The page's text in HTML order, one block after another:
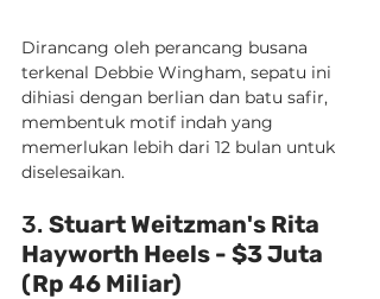
Dirancang oleh perancang busana
terkenal Debbie Wingham, sepatu ini
dihiasi dengan berlian dan batu safir,
membentuk motif indah yang
memerlukan lebih dari 12 bulan untuk
diselesaikan.
3. Stuart Weitzman's Rita
Hayworth Heels - $3 Juta
(Rp 46 Miliar)